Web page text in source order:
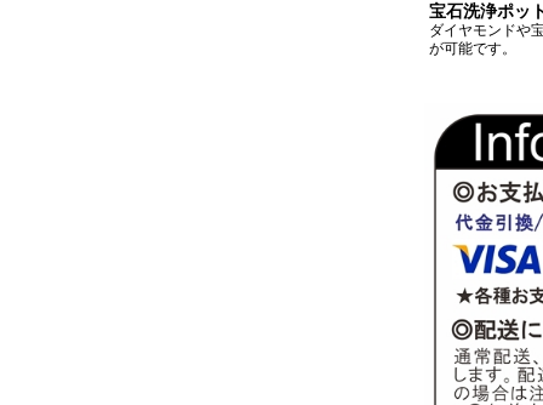
宝石洗浄ポッ
ダイヤモンドや
が可能です。